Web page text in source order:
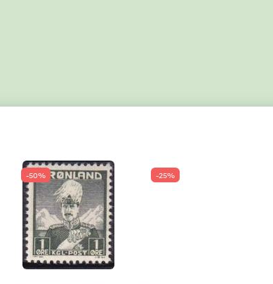
-50% -25%